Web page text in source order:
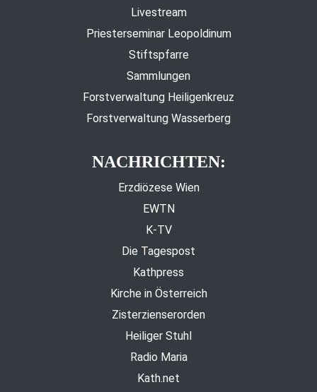
Livestream
Priesterseminar Leopoldinum
Stiftspfarre
Sammlungen
Forstverwaltung Heiligenkreuz
Forstverwaltung Wasserberg
NACHRICHTEN:
Erzdiözese Wien
EWTN
K-TV
Die Tagespost
Kathpress
Kirche in Österreich
Zisterzienserorden
Heiliger Stuhl
Radio Maria
Kath.net